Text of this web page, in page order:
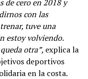
de cero en 2018 y
con las
tuve una
estoy volviendo.
otra”, explica la
deportivos
en la costa.